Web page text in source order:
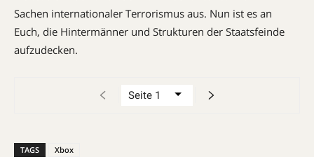
Sachen internationaler Terrorismus aus. Nun ist es an
Euch, die Hintermänner und Strukturen der Staatsfeinde
aufzudecken.
TAGS Xbox